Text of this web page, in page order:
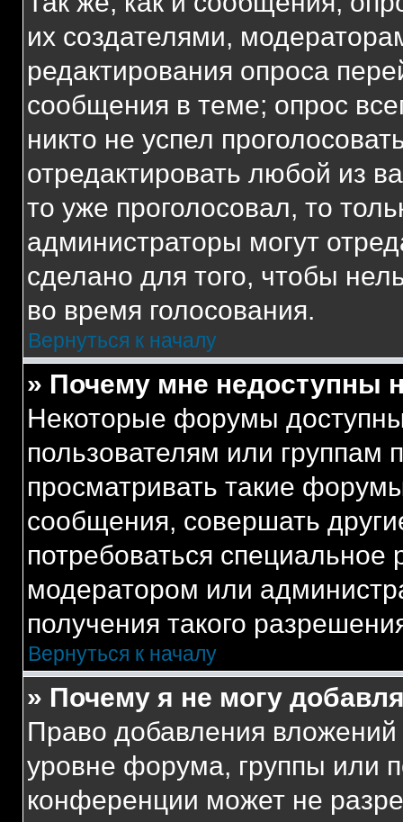
их создателями,
редактирования опроса
сообщения в теме; опрос
никто не успел
отредактировать любой из
то уже проголосовал, то
администраторы могут
сделано для того, чтобы
во время голосования.
Вернуться к началу
» Почему мне недоступны
Некоторые форумы
пользователям или группам
просматривать такие
сообщения, совершать
потребоваться
модератором или
получения такого
Вернуться к началу
» Почему я не могу
Право добавления
уровне форума, группы или
конференции может не